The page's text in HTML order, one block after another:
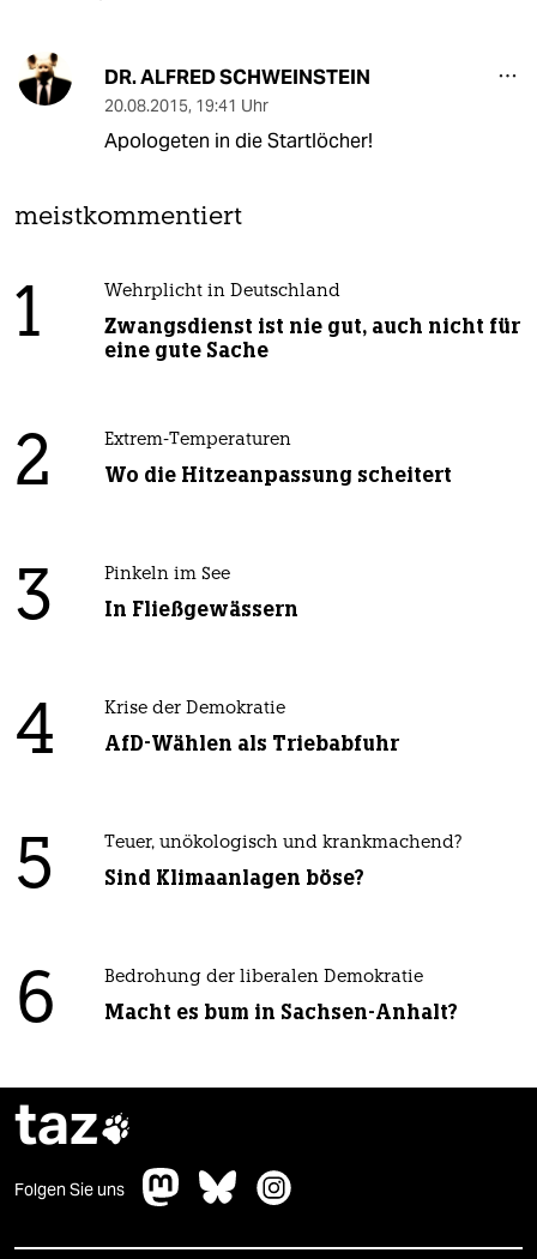
DR. ALFRED SCHWEINSTEIN
20.08.2015, 19:41 Uhr
Apologeten in die Startlöcher!
meistkommentiert
1 Wehrplicht in Deutschland
Zwangsdienst ist nie gut, auch nicht für
eine gute Sache
2 Extrem-Temperaturen
Wo die Hitzeanpassung scheitert
3 Pinkeln im See
In Fließgewässern
4 Krise der Demokratie
AfD-Wählen als Triebabfuhr
5 Teuer, unökologisch und krankmachend?
Sind Klimaanlagen böse?
6 Bedrohung der liberalen Demokratie
Macht es bum in Sachsen-Anhalt?
taz
Folgen Sie uns